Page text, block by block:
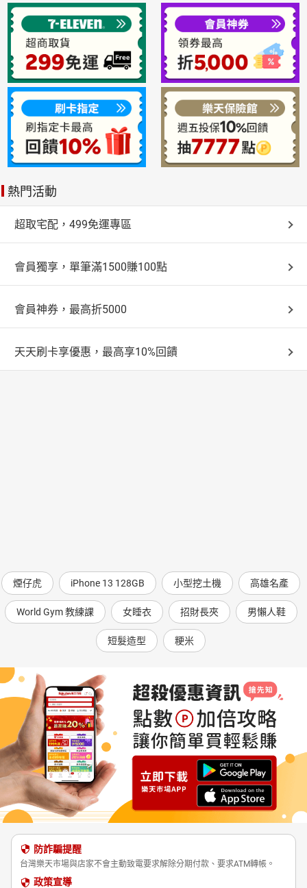
熱門活動
超取宅配，499免運專區
會員獨享，單筆滿1500賺100點
會員神券，最高折5000
天天刷卡享優惠，最高享10%回饋
煙仔虎 iPhone 13 128GB 小型挖土機 高雄名產
World Gym 教練課 女睡衣 招財長夾 男懶人鞋
短髮造型 粳米
防詐騙提醒
台灣樂天市場與店家不會主動致電要求解除分期付款、要求ATM轉帳。
政策宣導